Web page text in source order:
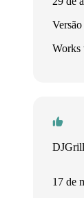
Works
17 de